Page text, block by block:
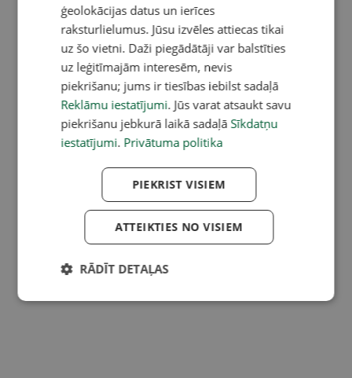
ģeolokācijas datus un ierīces
raksturlielumus. Jūsu izvēles attiecas tikai
uz šo vietni. Daži piegādātāji var balstīties
uz leģitīmajām interesēm, nevis
piekrišanu; jums ir tiesības iebilst sadaļā
Reklāmu iestatījumi. Jūs varat atsaukt savu
piekrišanu jebkurā laikā sadaļā Sīkdatņu
iestatījumi. Privātuma politika
PIEKRIST VISIEM
ATTEIKTIES NO VISIEM
RĀDĪT DETAĻAS